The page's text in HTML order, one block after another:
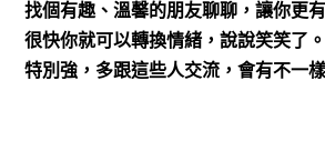
找個有趣、溫馨的朋友聊聊，讓你更
很快你就可以轉換情緒，說說笑笑了
特別強，多跟這些人交流，會有不一